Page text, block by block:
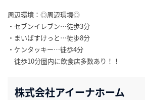
周辺環境：◎周辺環境◎
・セブンイレブン…徒歩3分
・まいばすけっと…徒歩8分
・ケンタッキー…徒歩4分
徒歩10分圏内に飲食店多数あり！！
株式会社アイーナホーム